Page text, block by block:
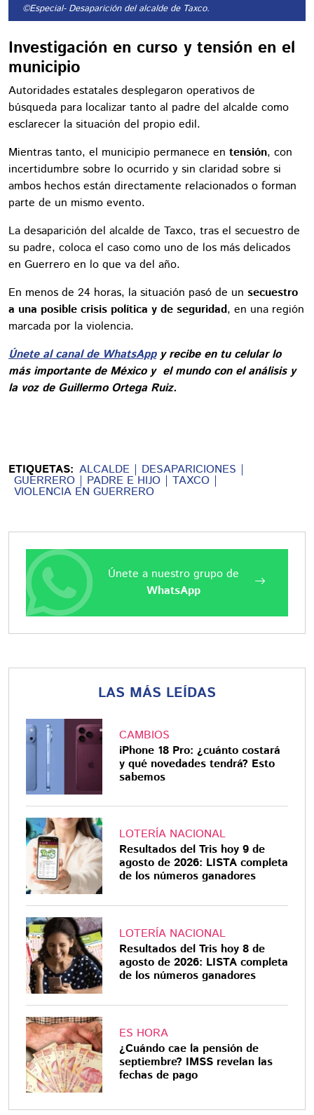
©Especial- Desaparición del alcalde de Taxco.
Investigación en curso y tensión en el
municipio
Autoridades estatales desplegaron operativos de
búsqueda para localizar tanto al padre del alcalde como
esclarecer la situación del propio edil.
Mientras tanto, el municipio permanece en tensión, con
incertidumbre sobre lo ocurrido y sin claridad sobre si
ambos hechos están directamente relacionados o forman
parte de un mismo evento.
La desaparición del alcalde de Taxco, tras el secuestro de
su padre, coloca el caso como uno de los más delicados
en Guerrero en lo que va del año.
En menos de 24 horas, la situación pasó de un secuestro
a una posible crisis política y de seguridad, en una región
marcada por la violencia.
Únete al canal de WhatsAppy recibe en tu celular lo
más importante de México y el mundo con el análisis y
la voz de Guillermo Ortega Ruiz.
ETIQUETAS: ALCALDE DESAPARICIONES
GUERRERO PADRE E HIJO TAXCO
VIOLENCIA EN GUERRERO
Únete a nuestro grupo de
WhatsApp
LAS MÁS LEÍDAS
CAMBIOS
iPhone 18 Pro: ¿cuánto costará
y qué novedades tendrá? Esto
sabemos
LOTERÍA NACIONAL
Resultados del Tris hoy 9 de
agosto de 2026: LISTA completa
de los números ganadores
LOTERÍA NACIONAL
Resultados del Tris hoy 8 de
agosto de 2026: LISTA completa
de los números ganadores
ES HORA
¿Cuándo cae la pensión de
septiembre? IMSS revelan las
fechas de pago